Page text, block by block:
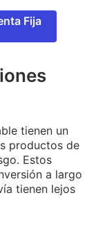
Fija
tienen un
productos de
Estos
a largo
tienen lejos